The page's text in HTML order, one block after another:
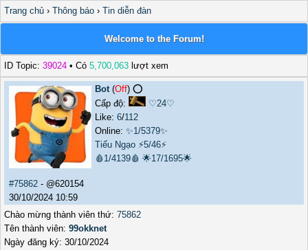
Trang chủ › Thông báo › Tin diễn đàn
Welcome to the Forum!
ID Topic: 39024 • Có 5,700,063 lượt xem
Bot(Off) ⭕️
Cấp độ:
♡24♡
Like: 6/112
Online: ✨1/5379✨
Tiếu Ngạo ⚡5/46⚡
🩸1/4139🩸 🌟17/1695🌟
#75862 - @620154
30/10/2024 10:59
Chào mừng thành viên thứ: 75862
Tên thành viên: 99okknet
Ngày đăng ký: 30/10/2024